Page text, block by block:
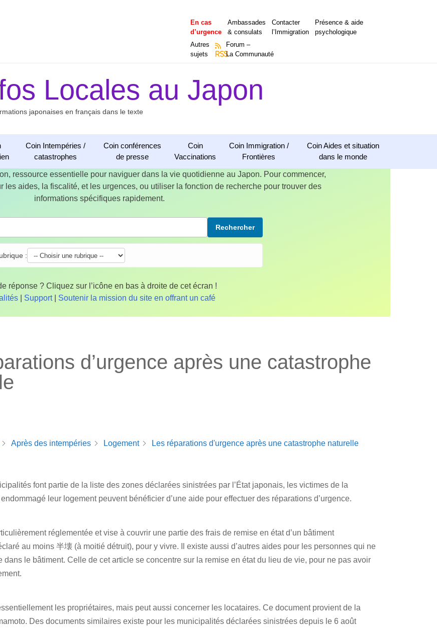
En cas
d’urgence
Ambassades
& consulats
Contacter
l’Immigration
Présence & aide
psychologique
Autres
sujets
RSS
Forum –
La Communauté
Locales au Japon
japonaises en français dans le texte
Coin Intempéries /
catastrophes
Coin conférences
de presse
Coin
Vaccinations
Coin Immigration /
Frontières
Coin Aides et situation
dans le monde
ressource essentielle pour naviguer dans la vie quotidienne au Japon. Pour commencer,
les aides, la fiscalité, et les urgences, ou utiliser la fonction de recherche pour trouver des
informations spécifiques rapidement.
Rechercher
:
réponse ? Cliquez sur l’icône en bas à droite de cet écran !
Support| Soutenir la mission du site en offrant un café
d’urgence après une catastrophe
Après des intempéries Logement Les réparations d'urgence après une catastrophe naturelle
font partie de la liste des zones déclarées sinistrées par l’État japonais, les victimes de la
leur logement peuvent bénéficier d’une aide pour effectuer des réparations d’urgence.
réglementée et vise à couvrir une partie des frais de remise en état d’un bâtiment
au moins 半壊 (à moitié détruit), pour y vivre. Il existe aussi d’autres aides pour les personnes qui ne
dans le bâtiment. Celle de cet article se concentre sur la remise en état du lieu de vie, pour ne pas avoir
les propriétaires, mais peut aussi concerner les locataires. Ce document provient de la
Des documents similaires existe pour les municipalités déclarées sinistrées depuis le 6 août